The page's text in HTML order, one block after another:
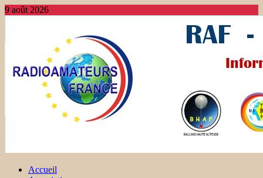
9 août 2026
Accueil